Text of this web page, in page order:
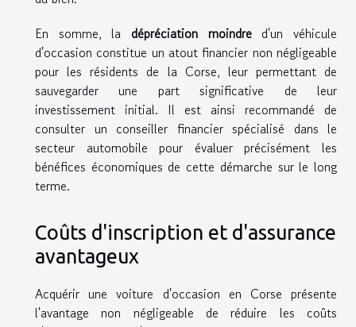
En somme, la dépréciation moindred'un véhicule
d'occasion constitue un atout financier non négligeable
pour les résidents de la Corse, leur permettant de
sauvegarder une part significative de leur
investissement initial. Il est ainsi recommandé de
consulter un conseiller financier spécialisé dans le
secteur automobile pour évaluer précisément les
bénéfices économiques de cette démarche sur le long
terme.
Coûts d'inscription et d'assurance
avantageux
Acquérir une voiture d'occasion en Corse présente
l'avantage non négligeable de réduire les coûts